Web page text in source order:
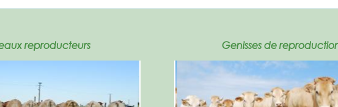
reproducteurs Genisses de